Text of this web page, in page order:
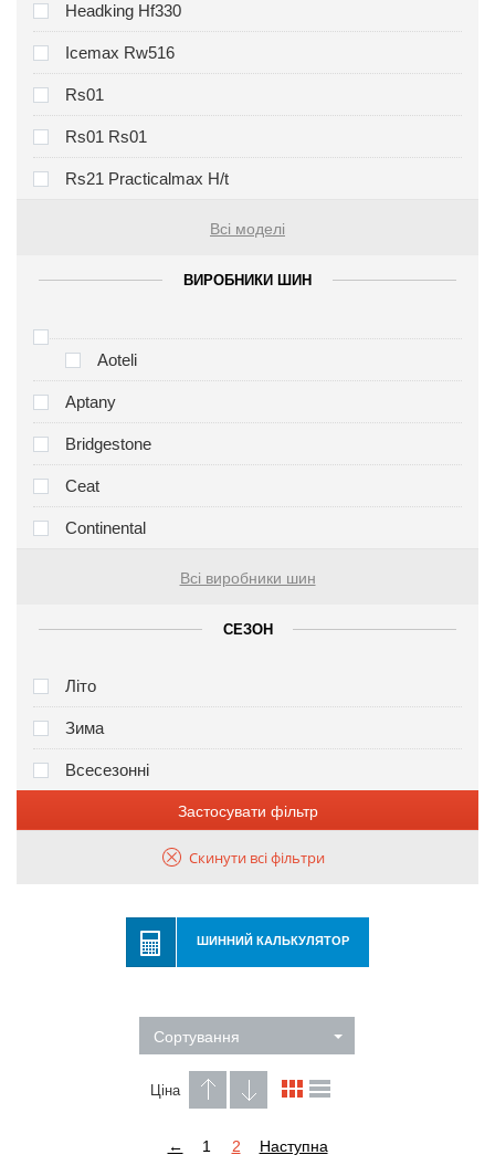
Headking Hf330
Icemax Rw516
Rs01
Rs01 Rs01
Rs21 Practicalmax H/t
Всі моделі
ВИРОБНИКИ ШИН
Aoteli
Aptany
Bridgestone
Ceat
Continental
Всі виробники шин
СЕЗОН
Літо
Зима
Всесезонні
Застосувати фільтр
Скинути всі фільтри
ШИННИЙ КАЛЬКУЛЯТОР
Сортування
Ціна
← 1 2 Наступна